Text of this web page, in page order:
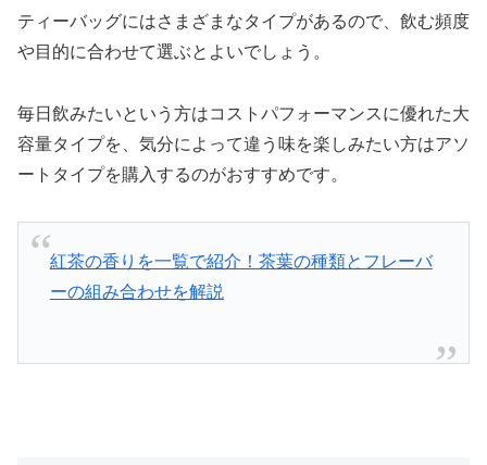
ティーバッグにはさまざまなタイプがあるので、飲む頻度
や目的に合わせて選ぶとよいでしょう。
毎日飲みたいという方はコストパフォーマンスに優れた大
容量タイプを、気分によって違う味を楽しみたい方はアソ
ートタイプを購入するのがおすすめです。
紅茶の香りを一覧で紹介！茶葉の種類とフレーバ
ーの組み合わせを解説